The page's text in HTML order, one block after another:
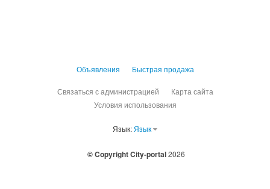
Объявления Быстрая продажа
Связаться с администрацией
Карта сайта
Условия использования
Язык: Язык
© Copyright City-portal2026